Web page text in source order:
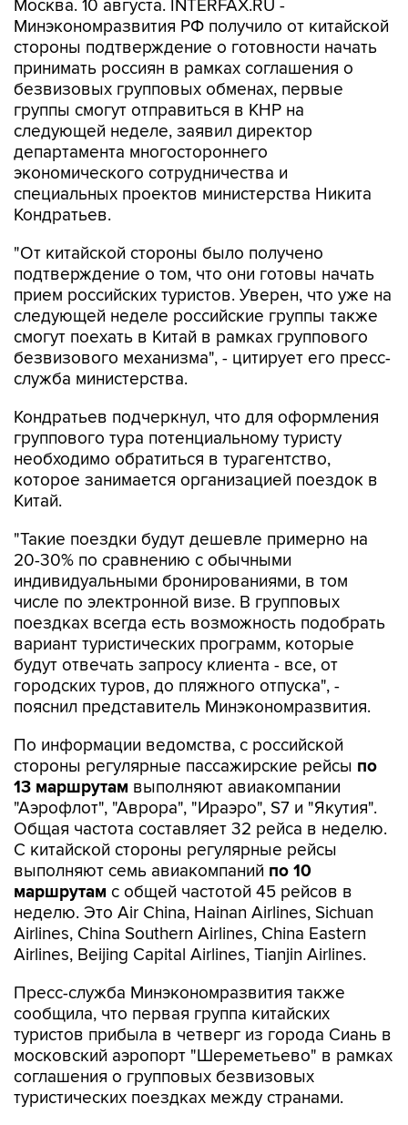
Москва. 10 августа. INTERFAX.RU -
Минэкономразвития РФ получило от китайской
стороны подтверждение о готовности начать
принимать россиян в рамках соглашения о
безвизовых групповых обменах, первые
группы смогут отправиться в КНР на
следующей неделе, заявил директор
департамента многостороннего
экономического сотрудничества и
специальных проектов министерства Никита
Кондратьев.
"От китайской стороны было получено
подтверждение о том, что они готовы начать
прием российских туристов. Уверен, что уже на
следующей неделе российские группы также
смогут поехать в Китай в рамках группового
безвизового механизма", - цитирует его пресс-
служба министерства.
Кондратьев подчеркнул, что для оформления
группового тура потенциальному туристу
необходимо обратиться в турагентство,
которое занимается организацией поездок в
Китай.
"Такие поездки будут дешевле примерно на
20-30% по сравнению с обычными
индивидуальными бронированиями, в том
числе по электронной визе. В групповых
поездках всегда есть возможность подобрать
вариант туристических программ, которые
будут отвечать запросу клиента - все, от
городских туров, до пляжного отпуска", -
пояснил представитель Минэкономразвития.
По информации ведомства, с российской
стороны регулярные пассажирские рейсы по
13 маршрутам выполняют авиакомпании
"Аэрофлот", "Аврора", "Ираэро", S7 и "Якутия".
Общая частота составляет 32 рейса в неделю.
С китайской стороны регулярные рейсы
выполняют семь авиакомпаний по 10
маршрутам с общей частотой 45 рейсов в
неделю. Это Air China, Hainan Airlines, Sichuan
Airlines, China Southern Airlines, China Eastern
Airlines, Beijing Capital Airlines, Tianjin Airlines.
Пресс-служба Минэкономразвития также
сообщила, что первая группа китайских
туристов прибыла в четверг из города Сиань в
московский аэропорт "Шереметьево" в рамках
соглашения о групповых безвизовых
туристических поездках между странами.